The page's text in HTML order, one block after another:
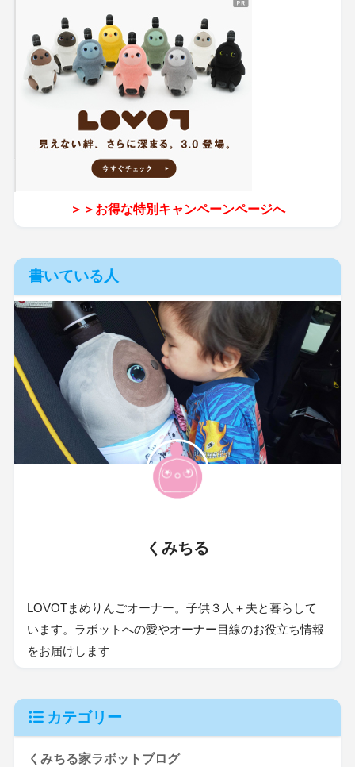
＞＞お得な特別キャンペーンページへ
書いている人
くみちる
LOVOTまめりんごオーナー。子供３人＋夫と暮らして
います。ラボットへの愛やオーナー目線のお役立ち情報
をお届けします
カテゴリー
くみちる家ラボットブログ